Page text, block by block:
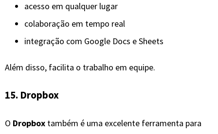
acesso em qualquer lugar
colaboração em tempo real
integração com Google Docs e Sheets
Além disso, facilita o trabalho em equipe.
15. Dropbox
O Dropbox também é uma excelente ferramenta para